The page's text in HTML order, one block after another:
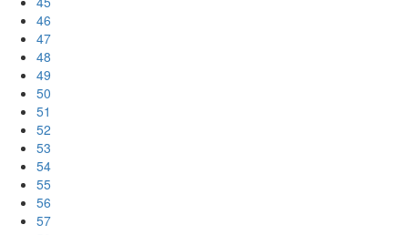
46
47
48
49
50
51
52
53
54
55
56
57